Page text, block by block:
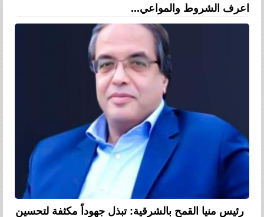
اعرف الشروط والمواعي...
رئيس منيا القمح بالشرقية: تبذل جهوداً مكثفة لتحسين